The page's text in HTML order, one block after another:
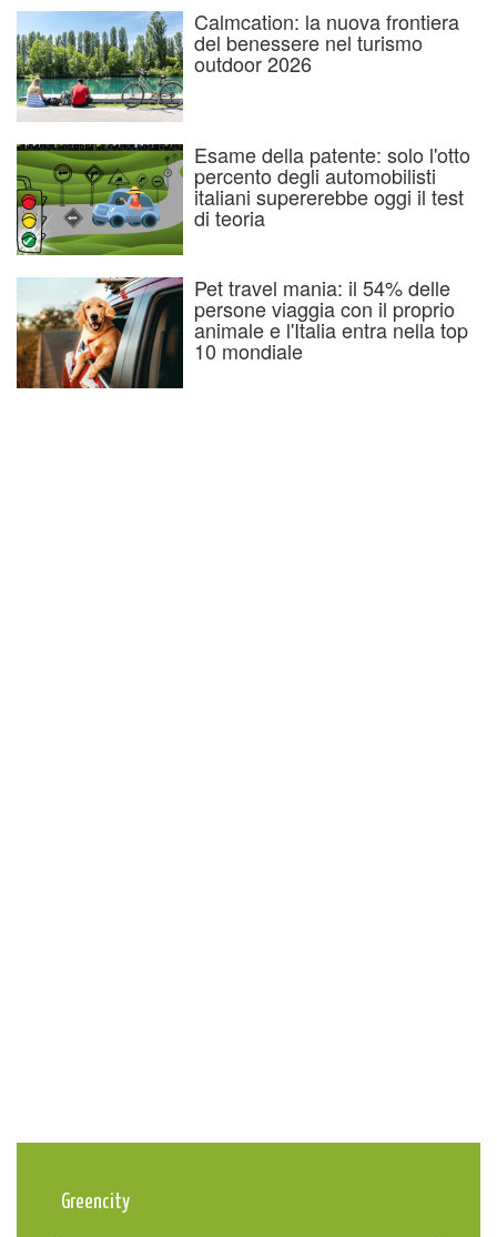
Calmcation: la nuova frontiera
del benessere nel turismo
outdoor 2026
Esame della patente: solo l'otto
percento degli automobilisti
italiani supererebbe oggi il test
di teoria
Pet travel mania: il 54% delle
persone viaggia con il proprio
animale e l'Italia entra nella top
10 mondiale
Greencity